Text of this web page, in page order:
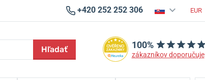
+420 252 252 306 EUR
Hľadať 100%
zákazníkov doporučuje